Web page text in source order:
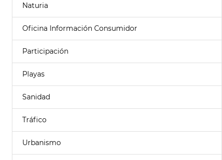
Naturia
Oficina Información Consumidor
Participación
Playas
Sanidad
Tráfico
Urbanismo